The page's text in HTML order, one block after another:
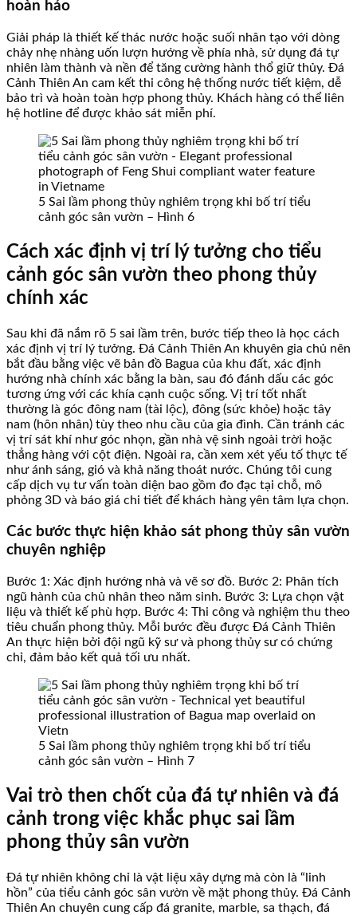
hoàn hảo
Giải pháp là thiết kế thác nước hoặc suối nhân tạo với dòng
chảy nhẹ nhàng uốn lượn hướng về phía nhà, sử dụng đá tự
nhiên làm thành và nền để tăng cường hành thổ giữ thủy. Đá
Cảnh Thiên An cam kết thi công hệ thống nước tiết kiệm, dễ
bảo trì và hoàn toàn hợp phong thủy. Khách hàng có thể liên
hệ hotline để được khảo sát miễn phí.
5 Sai lầm phong thủy nghiêm trọng khi bố trí tiểu
cảnh góc sân vườn – Hình 6
Cách xác định vị trí lý tưởng cho tiểu
cảnh góc sân vườn theo phong thủy
chính xác
Sau khi đã nắm rõ 5 sai lầm trên, bước tiếp theo là học cách
xác định vị trí lý tưởng. Đá Cảnh Thiên An khuyên gia chủ nên
bắt đầu bằng việc vẽ bản đồ Bagua của khu đất, xác định
hướng nhà chính xác bằng la bàn, sau đó đánh dấu các góc
tương ứng với các khía cạnh cuộc sống. Vị trí tốt nhất
thường là góc đông nam (tài lộc), đông (sức khỏe) hoặc tây
nam (hôn nhân) tùy theo nhu cầu của gia đình. Cần tránh các
vị trí sát khí như góc nhọn, gần nhà vệ sinh ngoài trời hoặc
thẳng hàng với cột điện. Ngoài ra, cần xem xét yếu tố thực tế
như ánh sáng, gió và khả năng thoát nước. Chúng tôi cung
cấp dịch vụ tư vấn toàn diện bao gồm đo đạc tại chỗ, mô
phỏng 3D và báo giá chi tiết để khách hàng yên tâm lựa chọn.
Các bước thực hiện khảo sát phong thủy sân vườn
chuyên nghiệp
Bước 1: Xác định hướng nhà và vẽ sơ đồ. Bước 2: Phân tích
ngũ hành của chủ nhân theo năm sinh. Bước 3: Lựa chọn vật
liệu và thiết kế phù hợp. Bước 4: Thi công và nghiệm thu theo
tiêu chuẩn phong thủy. Mỗi bước đều được Đá Cảnh Thiên
An thực hiện bởi đội ngũ kỹ sư và phong thủy sư có chứng
chỉ, đảm bảo kết quả tối ưu nhất.
5 Sai lầm phong thủy nghiêm trọng khi bố trí tiểu
cảnh góc sân vườn – Hình 7
Vai trò then chốt của đá tự nhiên và đá
cảnh trong việc khắc phục sai lầm
phong thủy sân vườn
Đá tự nhiên không chỉ là vật liệu xây dựng mà còn là “linh
hồn” của tiểu cảnh góc sân vườn về mặt phong thủy. Đá Cảnh
Thiên An chuyên cung cấp đá granite, marble, sa thạch, đá